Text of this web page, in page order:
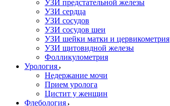
УЗИ предстательной железы
УЗИ сердца
УЗИ сосудов
УЗИ сосудов шеи
УЗИ шейки матки и цервикометрия
УЗИ щитовидной железы
Фолликулометрия
Урология
Недержание мочи
Прием уролога
Цистит у женщин
Флебология